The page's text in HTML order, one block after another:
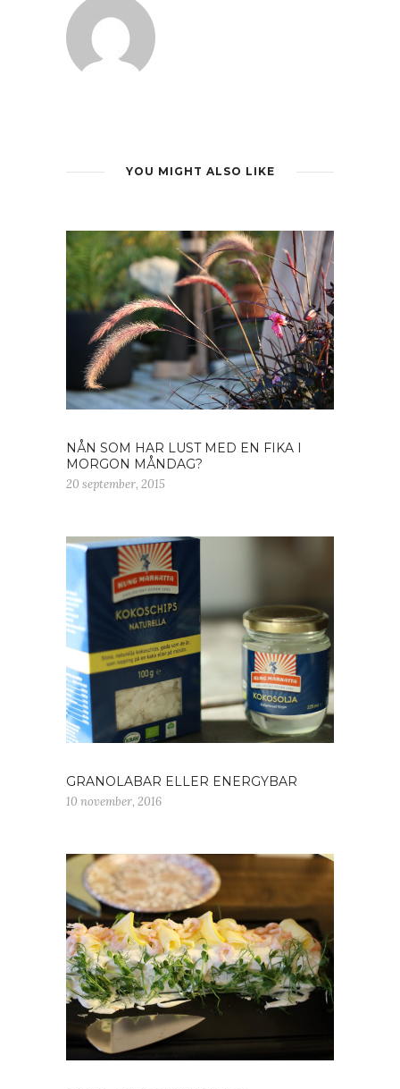
YOU MIGHT ALSO LIKE
NÅN SOM HAR LUST MED EN FIKA I
MORGON MÅNDAG?
20 september, 2015
GRANOLABAR ELLER ENERGYBAR
10 november, 2016